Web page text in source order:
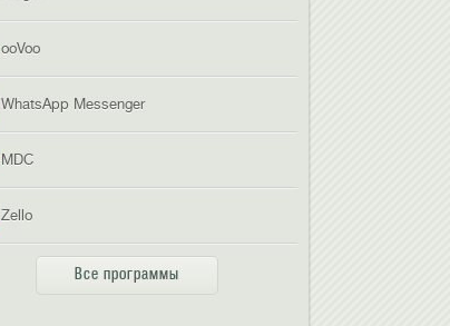
ooVoo
WhatsApp Messenger
MDC
Zello
Все программы